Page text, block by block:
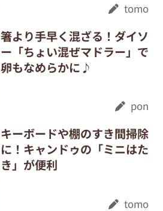
tomo
箸より手早く混ざる！ダイソ
ー「ちょい混ぜマドラー」で
卵もなめらかに♪
pon
キーボードや棚のすき間掃除
に！キャンドゥの「ミニはた
き」が便利
tomo